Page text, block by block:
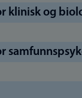
klinisk og